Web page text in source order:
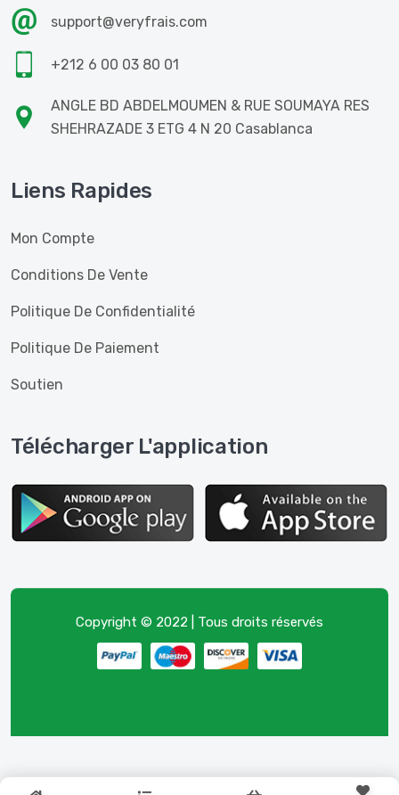
support@veryfrais.com
+212 6 00 03 80 01
ANGLE BD ABDELMOUMEN & RUE SOUMAYA RES
SHEHRAZADE 3 ETG 4 N 20 Casablanca
Liens Rapides
Mon Compte
Conditions De Vente
Politique De Confidentialité
Politique De Paiement
Soutien
Télécharger L'application
Copyright © 2022 | Tous droits réservés